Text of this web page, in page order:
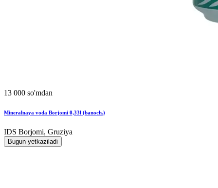
13 000 so'mdan
Mineralnaya voda Borjomi 0,33l (banoch.)
IDS Borjomi, Gruziya
Bugun yetkaziladi